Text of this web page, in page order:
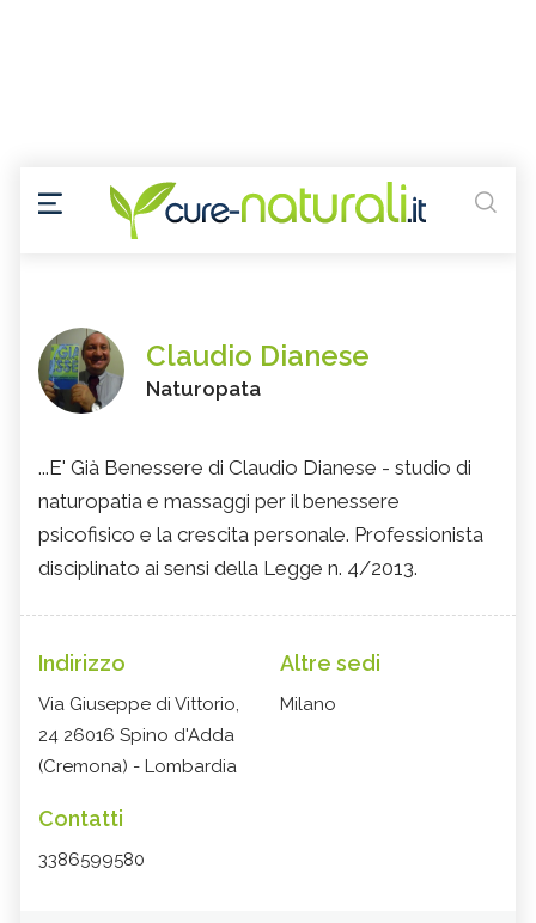
Claudio Dianese
Naturopata
...E' Già Benessere di Claudio Dianese - studio di
naturopatia e massaggi per il benessere
psicofisico e la crescita personale. Professionista
disciplinato ai sensi della Legge n. 4/2013.
Indirizzo
Via Giuseppe di Vittorio,
24 26016 Spino d'Adda
(Cremona) - Lombardia
Altre sedi
Milano
Contatti
3386599580